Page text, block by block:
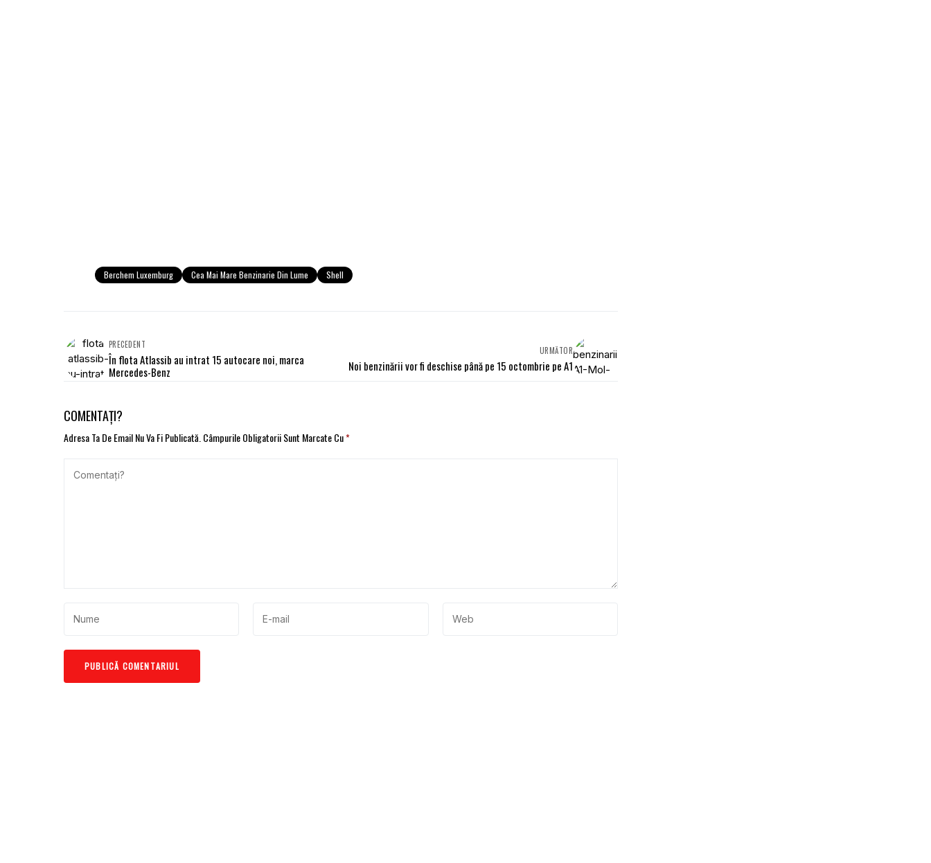
Berchem Luxemburg Cea Mai Mare Benzinarie Din Lume Shell
PRECEDENT
În flota Atlassib au intrat 15 autocare noi, marca
Mercedes-Benz
URMĂTOR
Noi benzinării vor fi deschise până pe 15 octombrie pe A1
COMENTAȚI?
Adresa Ta De Email Nu Va Fi Publicată. Câmpurile Obligatorii Sunt Marcate Cu*